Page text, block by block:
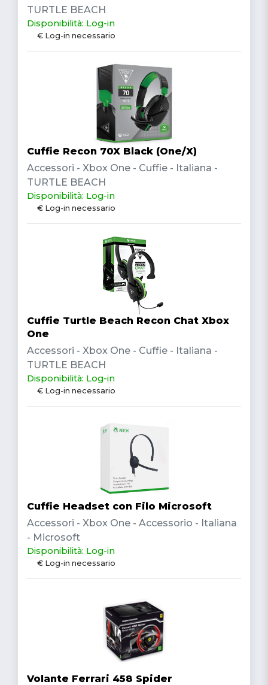
TURTLE BEACH
Disponibilità: Log-in
€ Log-in necessario
Cuffie Recon 70X Black (One/X)
Accessori - Xbox One - Cuffie - Italiana -
TURTLE BEACH
Disponibilità: Log-in
€ Log-in necessario
Cuffie Turtle Beach Recon Chat Xbox
One
Accessori - Xbox One - Cuffie - Italiana -
TURTLE BEACH
Disponibilità: Log-in
€ Log-in necessario
Cuffie Headset con Filo Microsoft
Accessori - Xbox One - Accessorio - Italiana
- Microsoft
Disponibilità: Log-in
€ Log-in necessario
Volante Ferrari 458 Spider